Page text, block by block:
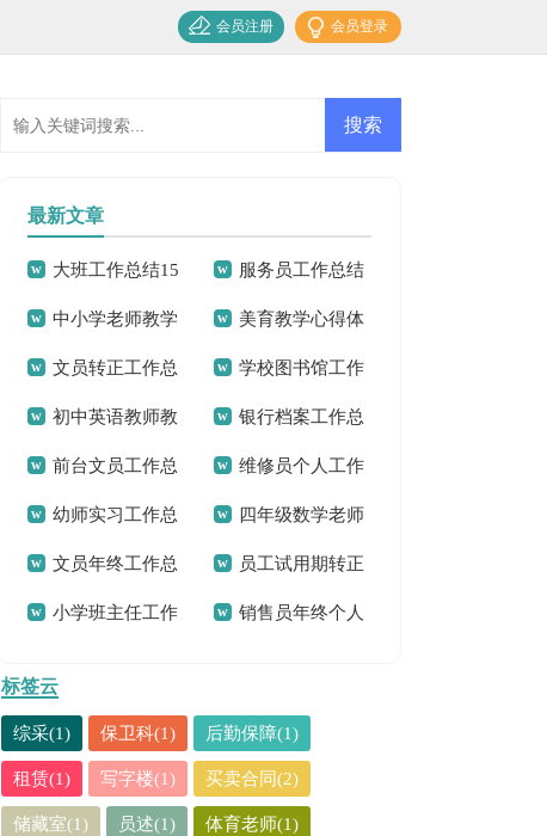
会员登录
会员注册
最新文章
大班工作总结15
篇
服务员工作总结
集锦15篇
中小学老师教学
心得体会
美育教学心得体
会9篇
文员转正工作总
结15篇
学校图书馆工作
总结
初中英语教师教
学心得体会
银行档案工作总
结7篇
前台文员工作总
结15篇
维修员个人工作
总结
幼师实习工作总
结(精选15篇)
四年级数学老师
工作总结13篇
文员年终工作总
结(15篇)
员工试用期转正
工作总结15篇
小学班主任工作 销售员年终个人
标签云
综采(1) 保卫科(1) 后勤保障(1)
租赁(1) 写字楼(1) 买卖合同(2)
储藏室(1) 员述(1) 体育老师(1)